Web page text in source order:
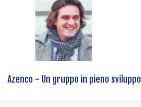
Azenco - Un gruppo in pieno sviluppo